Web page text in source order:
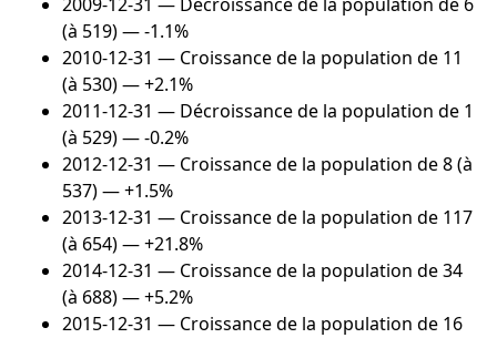
(à 519) — -1.1%
2010-12-31 — Croissance de la population de 11
(à 530) — +2.1%
2011-12-31 — Décroissance de la population de 1
(à 529) — -0.2%
2012-12-31 — Croissance de la population de 8 (à
537) — +1.5%
2013-12-31 — Croissance de la population de 117
(à 654) — +21.8%
2014-12-31 — Croissance de la population de 34
(à 688) — +5.2%
2015-12-31 — Croissance de la population de 16